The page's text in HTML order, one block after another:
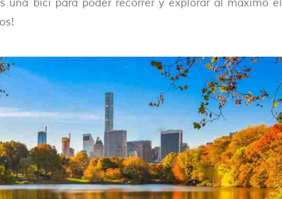
una bici para poder recorrer y explorar al máximo el